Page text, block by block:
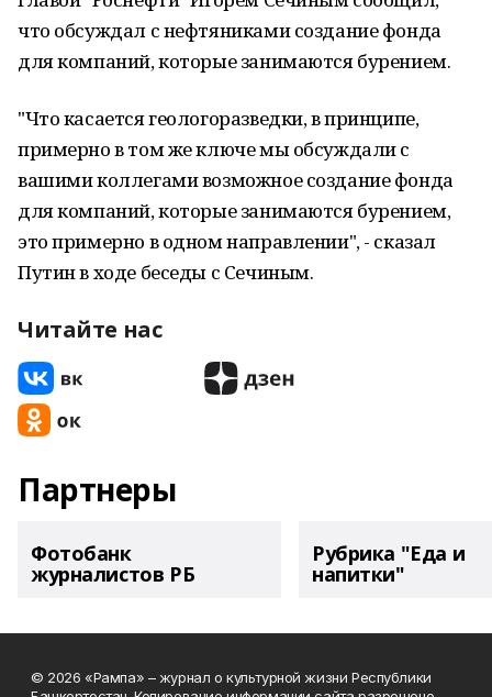
что обсуждал с нефтяниками создание фонда
для компаний, которые занимаются бурением.
"Что касается геологоразведки, в принципе,
примерно в том же ключе мы обсуждали с
вашими коллегами возможное создание фонда
для компаний, которые занимаются бурением,
это примерно в одном направлении", - сказал
Путин в ходе беседы с Сечиным.
Читайте нас
Партнеры
Фотобанк
журналистов РБ
Рубрика "Еда и
напитки"
© 2026 «Рампа» – журнал о культурной жизни Республики